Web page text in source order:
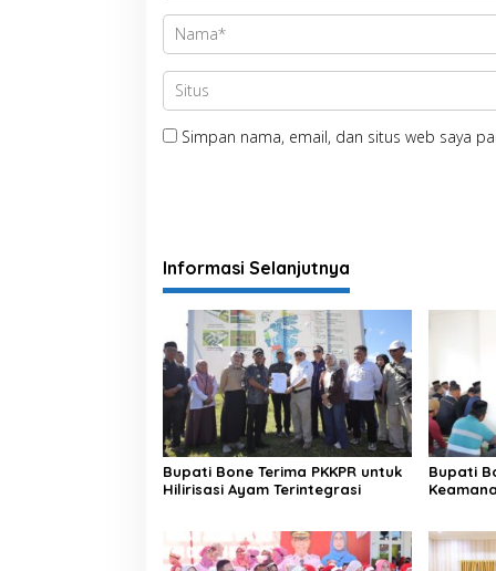
Simpan nama, email, dan situs web saya
Informasi Selanjutnya
Bupati Bone Terima PKKPR untuk
Hilirisasi Ayam Terintegrasi
Bupati